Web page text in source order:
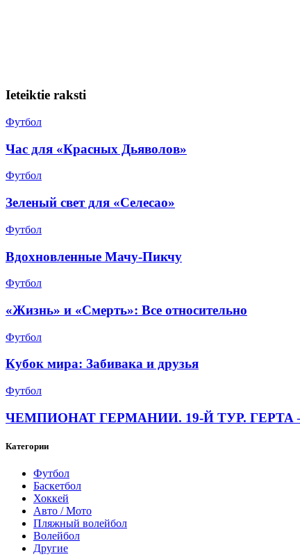
Ieteiktie raksti
Футбол
Час для «Красных Дьяволов»
Футбол
Зеленый свет для «Селесао»
Футбол
Вдохновленные Мачу-Пикчу
Футбол
«Жизнь» и «Смерть»: Все относительно
Футбол
Кубок мира: Забивака и друзья
Футбол
ЧЕМПИОНАТ ГЕРМАНИИ. 19-Й ТУР. ГЕРТА
Категории
Футбол
Баскетбол
Хоккей
Авто / Мото
Пляжный волейбол
Волейбол
Другие